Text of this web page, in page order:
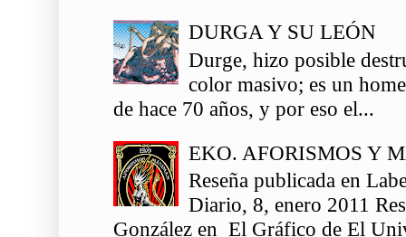
DURGA Y SU LEÓN
Durge, hizo posible
color masivo; es un
de hace 70 años, y por eso el...
EKO. AFORISMOS Y
Reseña publicada en
Diario, 8, enero 2011
González en El Gráfico de El